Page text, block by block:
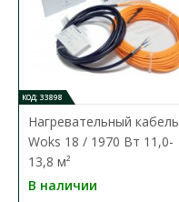
КОД: 33898
Нагревательный кабель
Woks 18 / 1970 Вт 11,0-
13,8 м²
В наличии